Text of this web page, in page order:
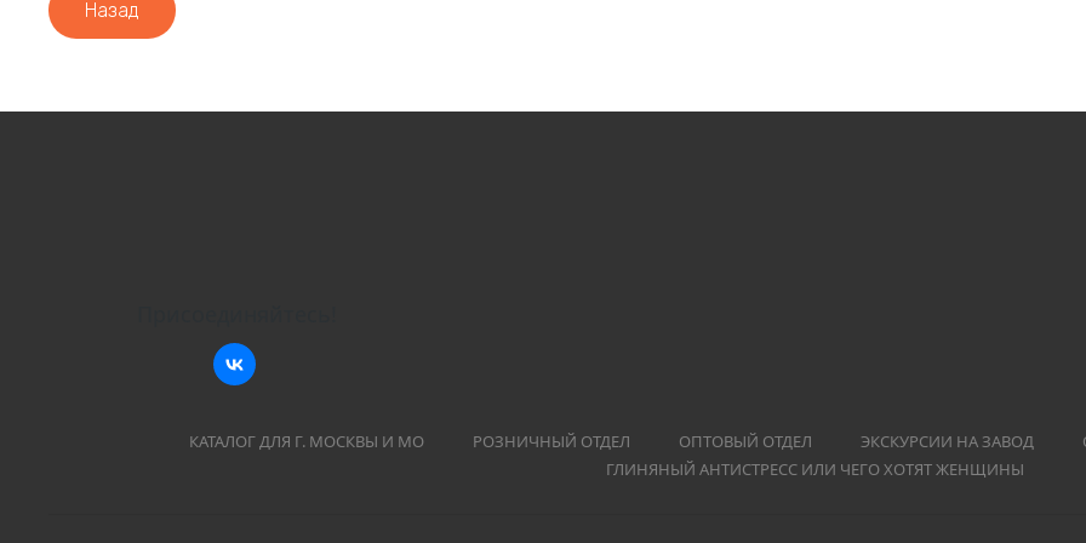
Назад
КАТАЛОГ ДЛЯ Г. МОСКВЫ И МО РОЗНИЧНЫЙ ОТДЕЛ ОПТОВЫЙ ОТДЕЛ ЭКСКУРСИИ НА ЗАВОД
ГЛИНЯНЫЙ АНТИСТРЕСС ИЛИ ЧЕГО ХОТЯТ ЖЕНЩИНЫ